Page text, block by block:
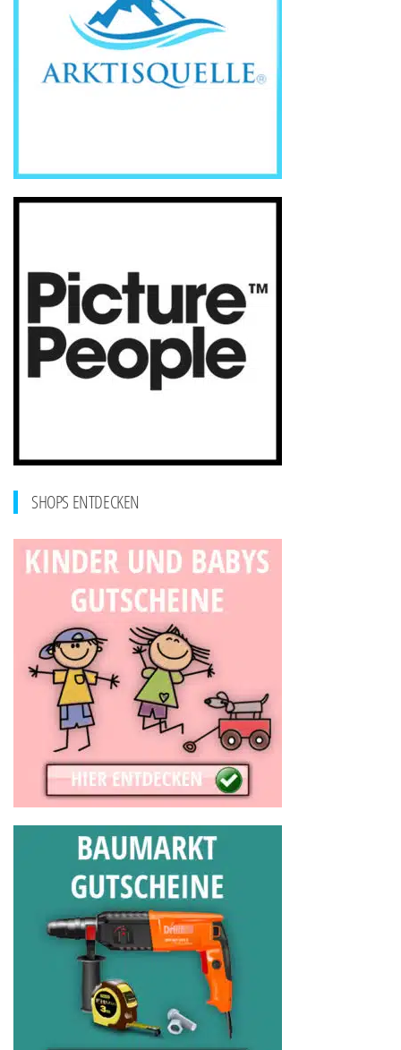
SHOPS ENTDECKEN